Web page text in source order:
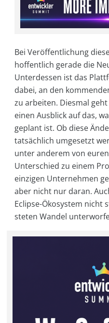
Bei Veröffentlichung
hoffentlich gerade die
Unterdessen ist das
dabei, an den
zu arbeiten. Diesmal
einen Ausblick auf das,
geplant ist. Ob diese
tatsächlich umgesetzt
unter anderem von
Unterschied zu einem
einzigen Unternehmen
aber nicht nur daran.
Eclipse-Ökosystem nicht
steten Wandel